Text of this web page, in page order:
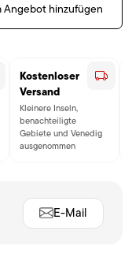
Angebot hinzufügen
Kostenloser
Versand
Kleinere Inseln,
benachteiligte
Gebiete und Venedig
ausgenommen
E-Mail